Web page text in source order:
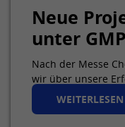
Neue
unter
Nach der Messe
wir über unsere
WEITERLESEN